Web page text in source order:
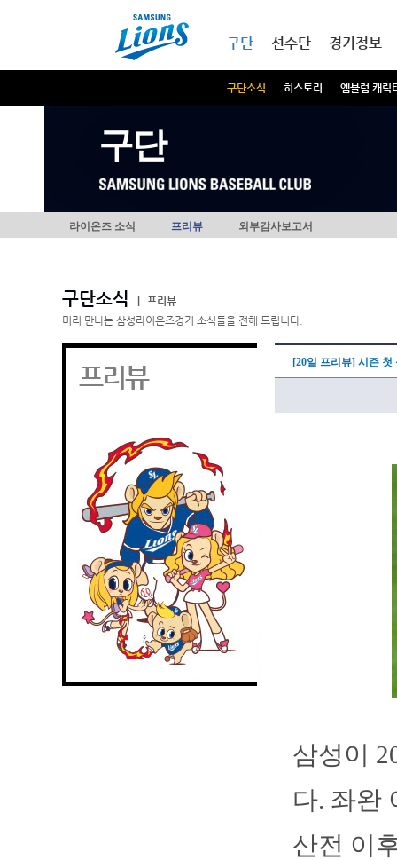
구단
구단소식 히스토리 엠블럼 캐릭
선수단 경기정보
구단
라이온즈 소식 프리뷰 외부감사보고서
구단소식
프리뷰
미리 만나는 삼성라이온즈경기 소식들을 전해 드립니다.
프리뷰 [20일 프리뷰] 시즌
삼성이
다. 좌완
산전 이